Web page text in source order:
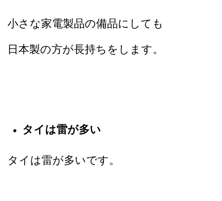
小さな家電製品の備品にしても
日本製の方が長持ちをします。
タイは雷が多い
タイは雷が多いです。